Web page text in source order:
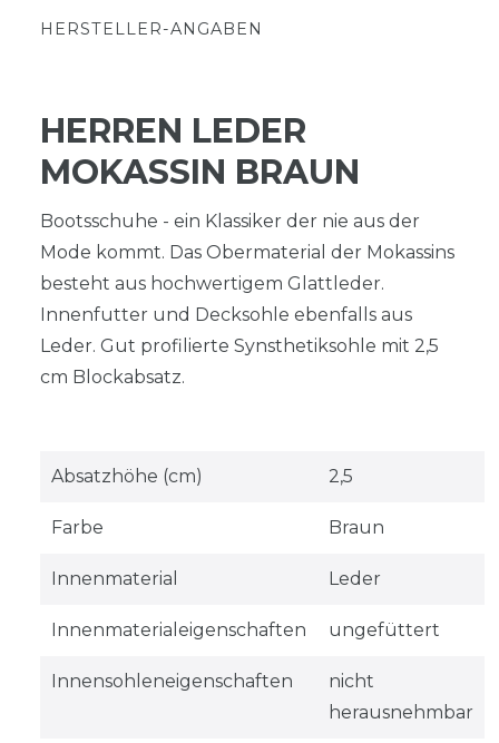
HERSTELLER-ANGABEN
HERREN LEDER
MOKASSIN BRAUN
Bootsschuhe - ein Klassiker der nie aus der
Mode kommt. Das Obermaterial der Mokassins
besteht aus hochwertigem Glattleder.
Innenfutter und Decksohle ebenfalls aus
Leder. Gut profilierte Synsthetiksohle mit 2,5
cm Blockabsatz.
Absatzhöhe (cm) 2,5
Farbe Braun
Innenmaterial Leder
Innenmaterialeigenschaften ungefüttert
Innensohleneigenschaften
nicht
herausnehmbar